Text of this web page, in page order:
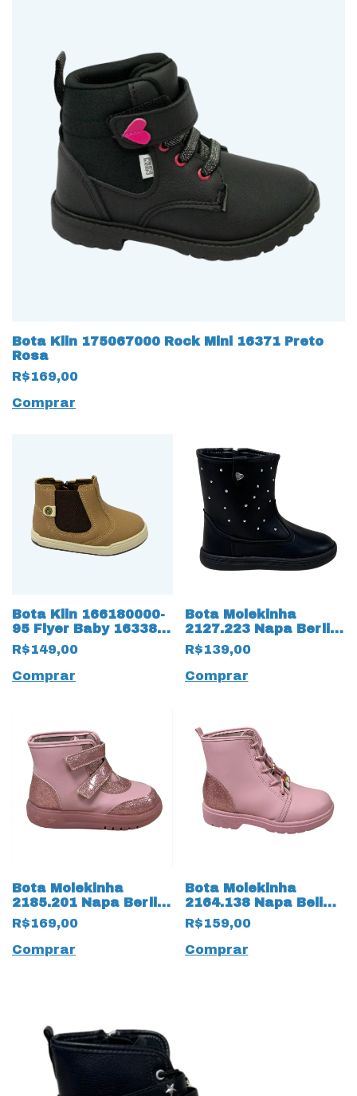
Bota Klin 175067000 Rock Mini 16371 Preto
Rosa
R$169,00
Comprar
Bota Klin 166180000-
95 Flyer Baby 16338
Taupe
R$149,00
Comprar
Bota Molekinha
2127.223 Napa Berlim
18294 Preto
R$139,00
Comprar
Bota Molekinha
2185.201 Napa Berlim
Verniz 18293 Rosa
R$169,00
Comprar
Bota Molekinha
2164.138 Napa Belim
18292 Rosa
R$159,00
Comprar